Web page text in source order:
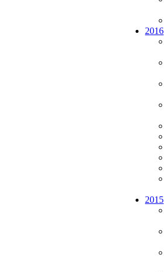
2016
2015